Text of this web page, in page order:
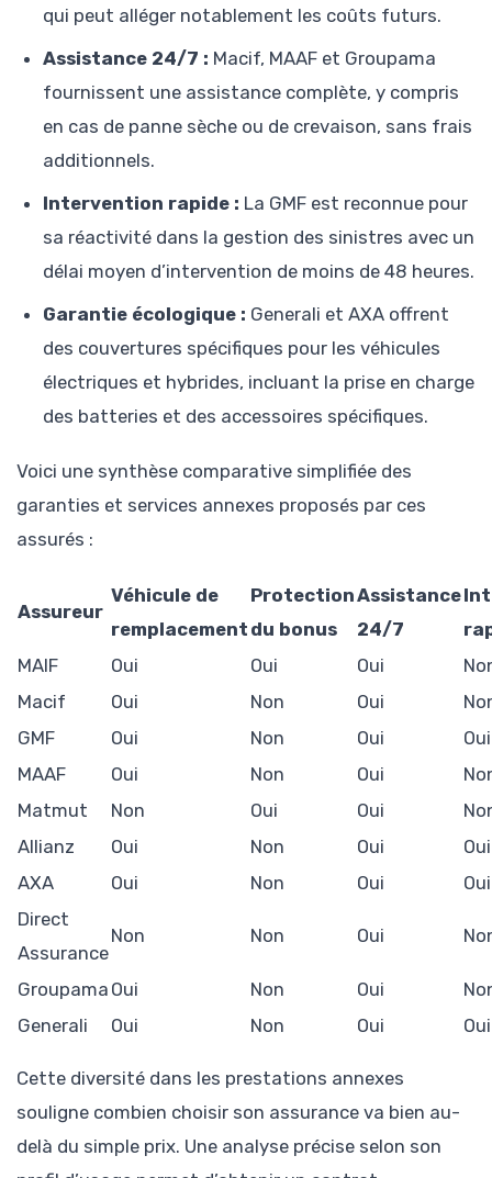
qui peut alléger notablement les coûts futurs.
Assistance 24/7 : Macif, MAAF et Groupama
fournissent une assistance complète, y compris
en cas de panne sèche ou de crevaison, sans frais
additionnels.
Intervention rapide : La GMF est reconnue pour
sa réactivité dans la gestion des sinistres avec un
délai moyen d’intervention de moins de 48 heures.
Garantie écologique : Generali et AXA offrent
des couvertures spécifiques pour les véhicules
électriques et hybrides, incluant la prise en charge
des batteries et des accessoires spécifiques.
Voici une synthèse comparative simplifiée des
garanties et services annexes proposés par ces
assurés :
Assureur
Véhicule de
remplacement
Protection
du bonus
Assistance
24/7
MAIF
Oui Oui Oui
Macif
Oui Non Oui
GMF
Oui Non Oui
Oui
MAAF
Oui Non Oui
Matmut
Non Oui Oui
Allianz
Oui Non Oui
Oui
AXA
Oui Non Oui
Oui
Direct
Assurance
Non Non Oui
Groupama Oui Non Oui
Generali
Oui Non Oui Oui
Cette diversité dans les prestations annexes
souligne combien choisir son assurance va bien au-
delà du simple prix. Une analyse précise selon son